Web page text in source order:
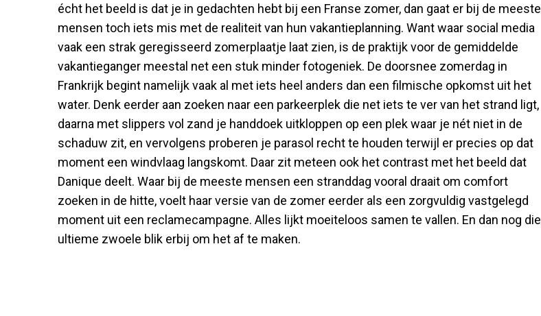
écht het beeld is dat je in gedachten hebt bij een Franse zomer, dan gaat er bij de meeste
mensen toch iets mis met de realiteit van hun vakantieplanning. Want waar social media
vaak een strak geregisseerd zomerplaatje laat zien, is de praktijk voor de gemiddelde
vakantieganger meestal net een stuk minder fotogeniek. De doorsnee zomerdag in
Frankrijk begint namelijk vaak al met iets heel anders dan een filmische opkomst uit het
water. Denk eerder aan zoeken naar een parkeerplek die net iets te ver van het strand ligt,
daarna met slippers vol zand je handdoek uitkloppen op een plek waar je nét niet in de
schaduw zit, en vervolgens proberen je parasol recht te houden terwijl er precies op dat
moment een windvlaag langskomt. Daar zit meteen ook het contrast met het beeld dat
Danique deelt. Waar bij de meeste mensen een stranddag vooral draait om comfort
zoeken in de hitte, voelt haar versie van de zomer eerder als een zorgvuldig vastgelegd
moment uit een reclamecampagne. Alles lijkt moeiteloos samen te vallen. En dan nog die
ultieme zwoele blik erbij om het af te maken.